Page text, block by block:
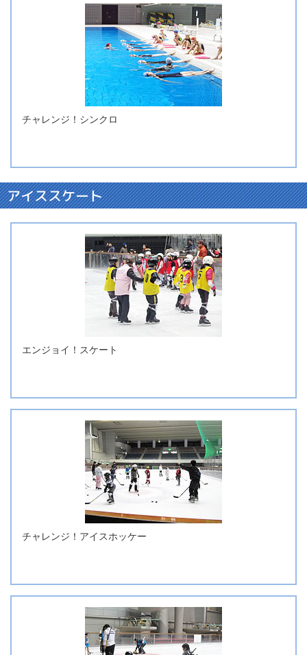
チャレンジ！シンクロ
アイススケート
エンジョイ！スケート
チャレンジ！アイスホッケー